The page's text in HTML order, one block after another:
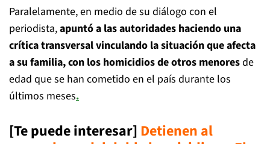
Paralelamente, en medio de su diálogo con el
periodista,apuntó a las autoridades haciendo una
crítica transversal vinculando la situación que afecta
a su familia, con los homicidios de otros menoresde
edad que se han cometido en el país durante los
últimos meses.
[Te puede interesar] Detienen al